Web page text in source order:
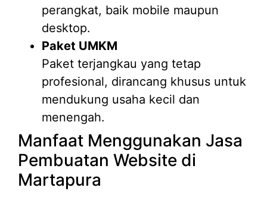
perangkat, baik mobile maupun
desktop.
Paket UMKM
Paket terjangkau yang tetap
profesional, dirancang khusus untuk
mendukung usaha kecil dan
menengah.
Manfaat Menggunakan Jasa
Pembuatan Website di
Martapura